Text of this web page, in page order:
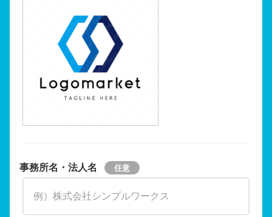
事務所名・法人名